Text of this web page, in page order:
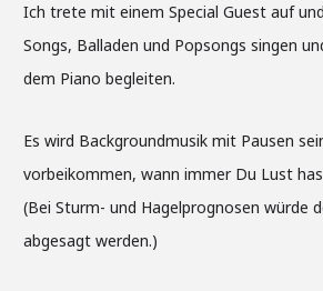
Ich trete mit einem Special Guest auf
Songs, Balladen und Popsongs singen
dem Piano begleiten.
Es wird Backgroundmusik mit Pausen
vorbeikommen, wann immer Du Lust
(Bei Sturm- und Hagelprognosen würde
abgesagt werden.)